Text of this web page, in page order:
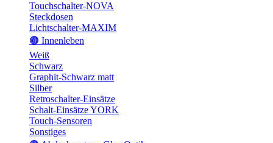
Touchschalter-NOVA
Steckdosen
Lichtschalter-MAXIM
🟤 Innenleben
Weiß
Schwarz
Graphit-Schwarz matt
Silber
Retroschalter-Einsätze
Schalt-Einsätze YORK
Touch-Sensoren
Sonstiges